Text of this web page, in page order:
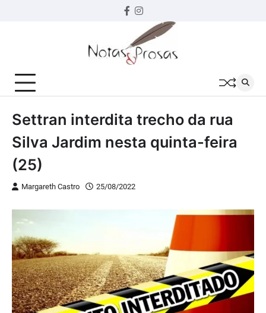
Facebook
instagram
Settran interdita trecho da rua
Silva Jardim nesta quinta-feira
(25)
Margareth Castro 25/08/2022